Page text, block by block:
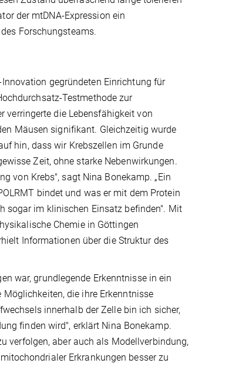
der mtDNA-Expression ein
Forschungsteams.
gegründeten Einrichtung für
Testmethode zur
verringerte die Lebensfähigkeit von
Mäusen signifikant. Gleichzeitig wurde
hin, dass wir Krebszellen im Grunde
Zeit, ohne starke Nebenwirkungen.
von Krebs", sagt Nina Bonekamp. „Ein
bindet und was er mit dem Protein
sogar im klinischen Einsatz befinden". Mit
Chemie in Göttingen
Informationen über die Struktur des
war, grundlegende Erkenntnisse in ein
die ihre Erkenntnisse
innerhalb der Zelle bin ich sicher,
finden wird", erklärt Nina Bonekamp.
verfolgen, aber auch als Modellverbindung,
Erkrankungen besser zu